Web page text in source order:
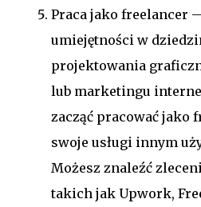
Praca jako freelancer
umiejętności w
projektowania
lub marketingu
zacząć pracować jako
swoje usługi innym
Możesz znaleźć
takich jak Upwork,